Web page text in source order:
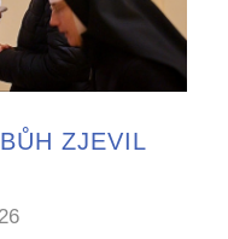
ZJEVIL